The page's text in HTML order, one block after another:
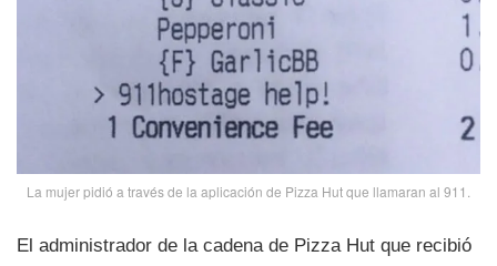
La mujer pidió a través de la aplicación de Pizza Hut que llamaran al 911.
El administrador de la cadena de Pizza Hut que recibió